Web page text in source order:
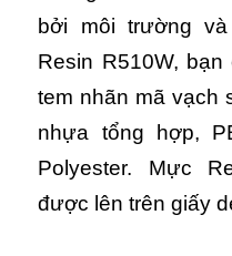
bởi môi trường
Resin R510W,
tem nhãn mã vạch
nhựa tổng hợp,
Polyester. Mực
được lên trên giấy